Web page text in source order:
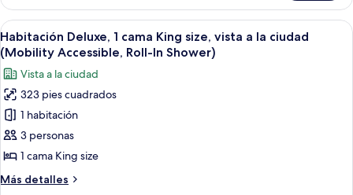
size
tradicional,
cama
King
size
Abrir
todas
las
fotos
de
Habitación
Deluxe,
1
cama
King
Una habitación de hotel moderna
6
Habitación Deluxe, 1 cama King size, vista a la ciudad
(Mobility Accessible, Roll-In Shower)
Vista a la ciudad
323 pies cuadrados
1 habitación
3 personas
1 cama King size
Más detalles
Más